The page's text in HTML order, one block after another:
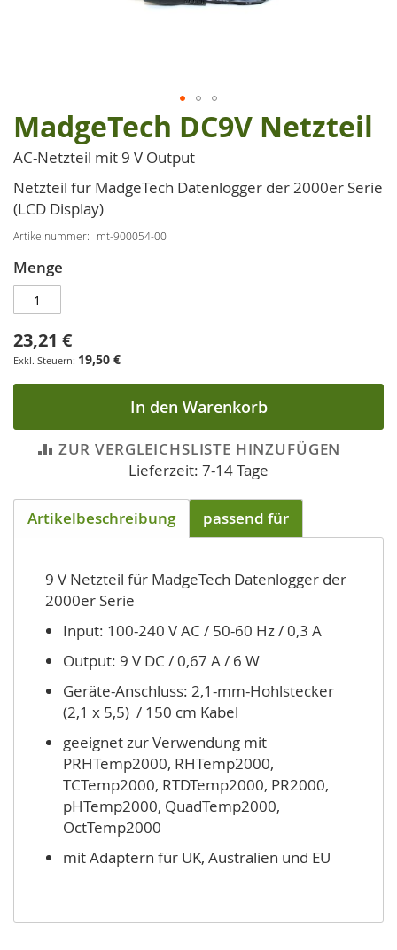
Zum
Anfang
der
Bildgalerie
springen
MadgeTech DC9V Netzteil
AC-Netzteil mit 9 V Output
Netzteil für MadgeTech Datenlogger der 2000er Serie
(LCD Display)
Artikelnummer mt-900054-00
Menge
23,21 €
19,50 €
In den Warenkorb
ZUR VERGLEICHSLISTE HINZUFÜGEN
Lieferzeit: 7-14 Tage
Artikelbeschreibung passend für
9 V Netzteil für MadgeTech Datenlogger der
2000er Serie
Input: 100-240 V AC / 50-60 Hz / 0,3 A
Output: 9 V DC / 0,67 A / 6 W
Geräte-Anschluss: 2,1-mm-Hohlstecker
(2,1 x 5,5) / 150 cm Kabel
geeignet zur Verwendung mit
PRHTemp2000, RHTemp2000,
TCTemp2000, RTDTemp2000, PR2000,
pHTemp2000, QuadTemp2000,
OctTemp2000
mit Adaptern für UK, Australien und EU